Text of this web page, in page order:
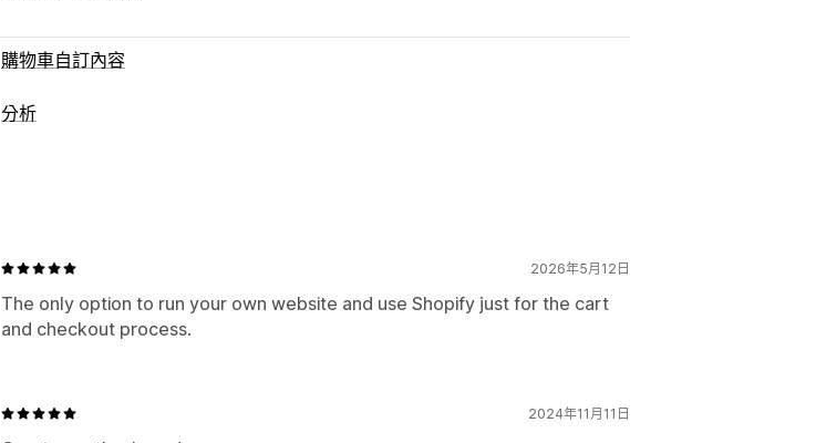
購物車自訂內容
分析
2026年5月12日
The only option to run your own website and use Shopify just for the cart
and checkout process.
2024年11月11日